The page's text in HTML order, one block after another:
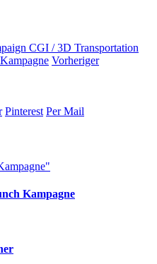
CGI / 3D Transportation
Vorheriger
Pinterest Per Mail
Kampagne